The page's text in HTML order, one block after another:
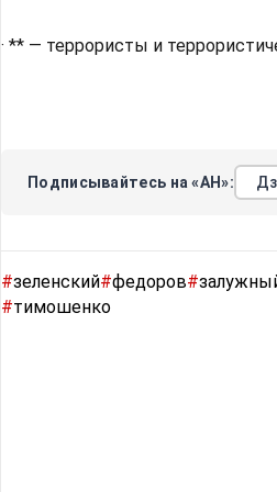
· ** — террористы и
Подписывайтесь на «АН»:
#зеленский#федоров#
#тимошенко